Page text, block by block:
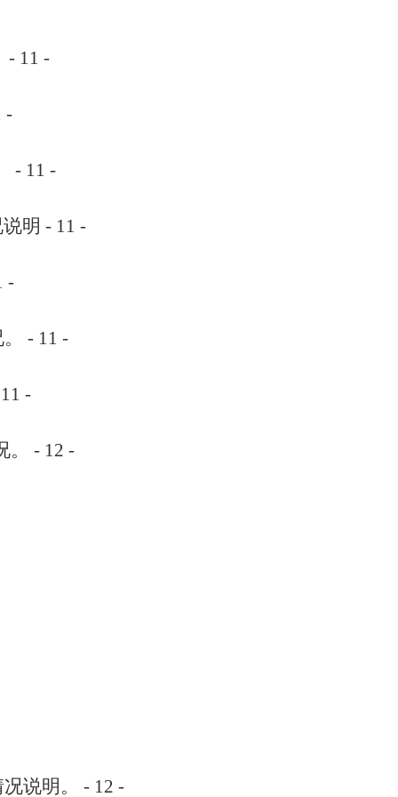
- 11 -
-
- 11 -
明 - 11 -
-
- 11 -
-
- 12 -
说明。 - 12 -